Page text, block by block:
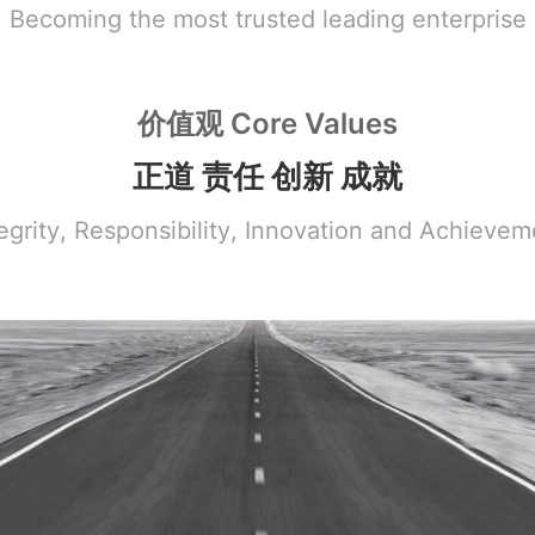
Becoming the most trusted leading enterprise
价值观 Core Values
正道 责任 创新 成就
Responsibility, Innovation and